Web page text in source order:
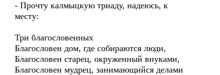
- Прочту калмыцкую триаду, надеюсь, к
месту:
Три благословенных
Благословен дом, где собираются люди,
Благословен старец, окруженный внуками,
Благословен мудрец, занимающийся делами